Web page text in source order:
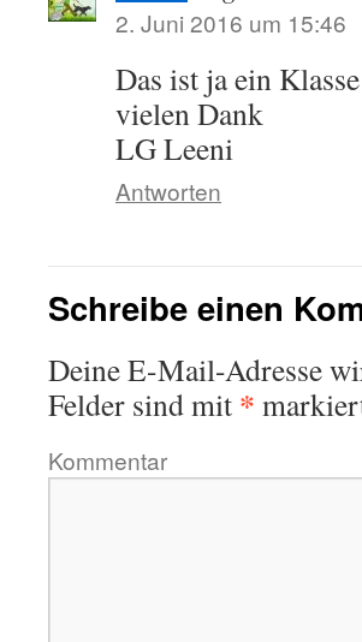
2. Juni 2016 um 15:46
Das ist ja ein
vielen Dank
LG Leeni
Antworten
Schreibe einen
Deine E-Mail-Adresse
Felder sind mit *
Kommentar